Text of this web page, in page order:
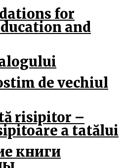
for
and
de vechiul
risipitor –
a tatălui
книги